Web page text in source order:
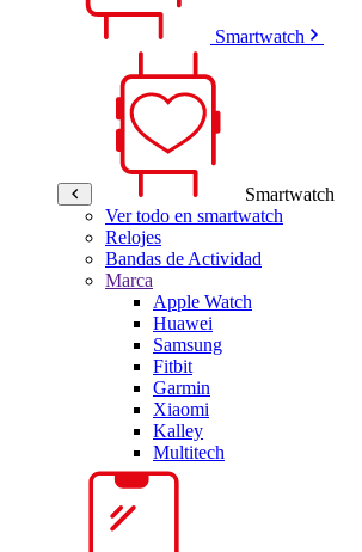
Smartwatch
Smartwatch
Ver todo en smartwatch
Relojes
Bandas de Actividad
Marca
Apple Watch
Huawei
Samsung
Fitbit
Garmin
Xiaomi
Kalley
Multitech